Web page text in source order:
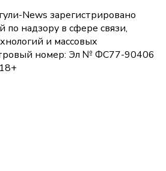
News зарегистрировано
надзору в сфере связи,
и массовых
номер: Эл № ФС77-90406